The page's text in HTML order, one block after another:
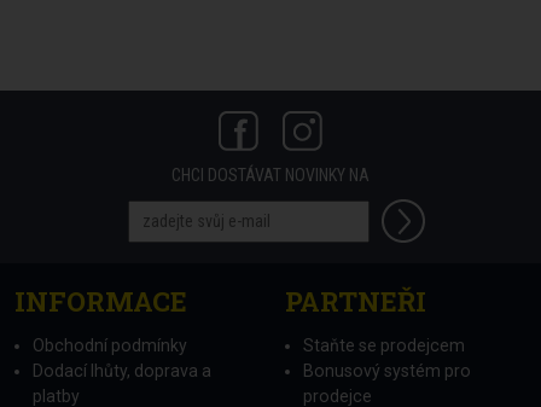
CHCI DOSTÁVAT NOVINKY NA
INFORMACE
Obchodní podmínky
Dodací lhůty, doprava a
platby
PARTNEŘI
Staňte se prodejcem
Bonusový systém pro
prodejce